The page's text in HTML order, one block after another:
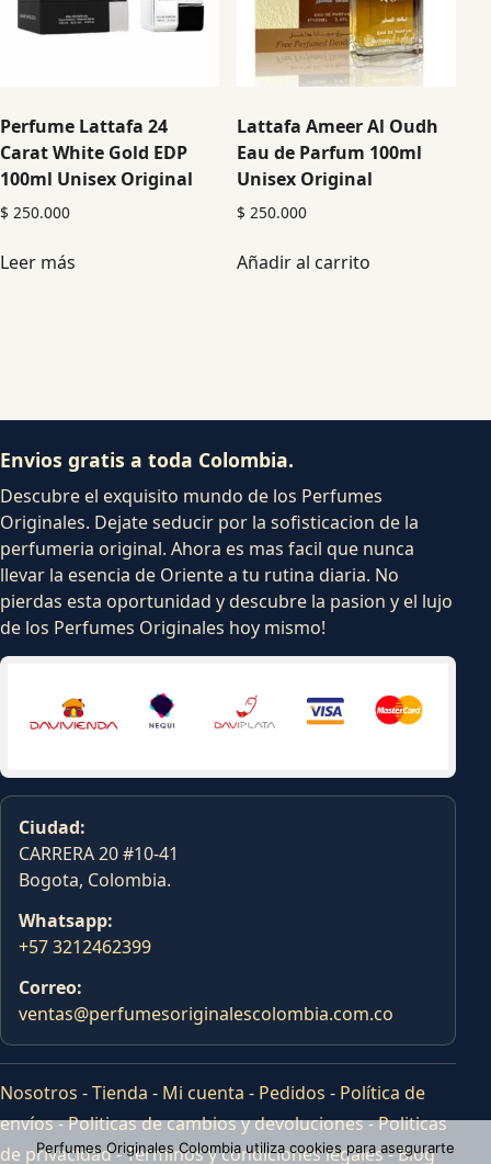
Perfume Lattafa 24
Carat White Gold EDP
100ml Unisex Original
$ 250.000
Leer más
Lattafa Ameer Al Oudh
Eau de Parfum 100ml
Unisex Original
$ 250.000
Añadir al carrito
Envios gratis a toda Colombia.
Descubre el exquisito mundo de los Perfumes
Originales. Dejate seducir por la sofisticacion de la
perfumeria original. Ahora es mas facil que nunca
llevar la esencia de Oriente a tu rutina diaria. No
pierdas esta oportunidad y descubre la pasion y el lujo
de los Perfumes Originales hoy mismo!
Ciudad:
CARRERA 20 #10-41
Bogota, Colombia.
Whatsapp:
+57 3212462399
Correo:
ventas@perfumesoriginalescolombia.com.co
Nosotros -Tienda - Mi cuenta - Pedidos - Política de
envíos-Politicas de cambios y devoluciones-Politicas
de privacidad-Terminos y condiciones legales-Blog
Perfumes Originales Colombia utiliza cookies para asegurarte